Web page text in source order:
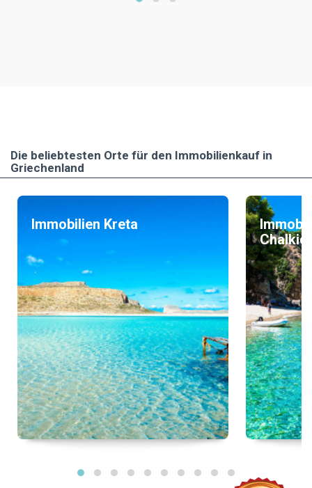
Die beliebtesten Οrte für den Immobilienkauf in
Griechenland
Immobilien Kreta